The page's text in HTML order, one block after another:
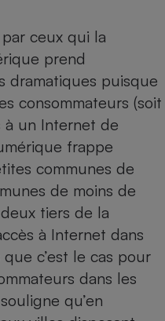
ceux qui la
prend
dramatiques puisque
consommateurs (soit
à un Internet de
frappe
communes de
de moins de
tiers de la
à Internet dans
c’est le cas pour
dans les
qu’en
bouteille
Lave-linge
Plaque de cuisson à
induction
Téléviseur
Téléphone mobile -
Smartphone
Radiateur électrique
Antimoustique